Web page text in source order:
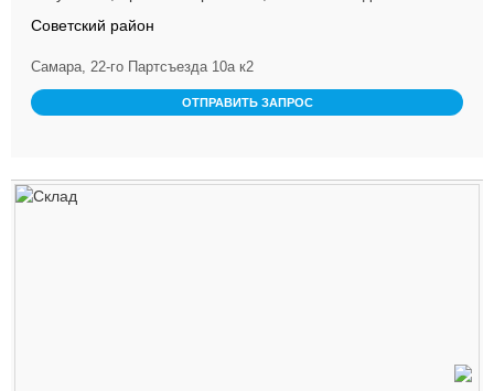
Советский район
Самара, 22-го Партсъезда 10а к2
ОТПРАВИТЬ ЗАПРОС